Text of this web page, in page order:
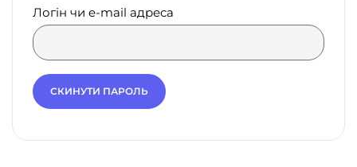
Логін чи e-mail адреса
СКИНУТИ ПАРОЛЬ